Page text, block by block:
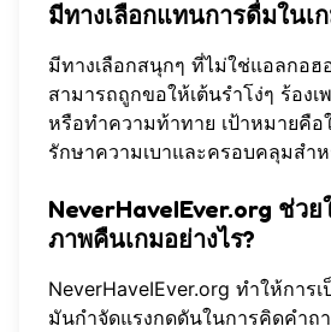
มีทางเลือกแทนการดื่มในเ
มีทางเลือกสนุกๆ ที่ไม่ใช่แอลกอฮ
สามารถถูกขอให้เต้นรำโง่ๆ ร้องเ
หรือทำความท้าทาย เป้าหมายคื
รักษาความเบาและครอบคลุมสำ
NeverHaveIEver.org ช่วย
ภาพคืนเกมอย่างไร?
NeverHaveIEver.org ทำให้การเ
มันกำจัดแรงกดดันในการคิดคำถ